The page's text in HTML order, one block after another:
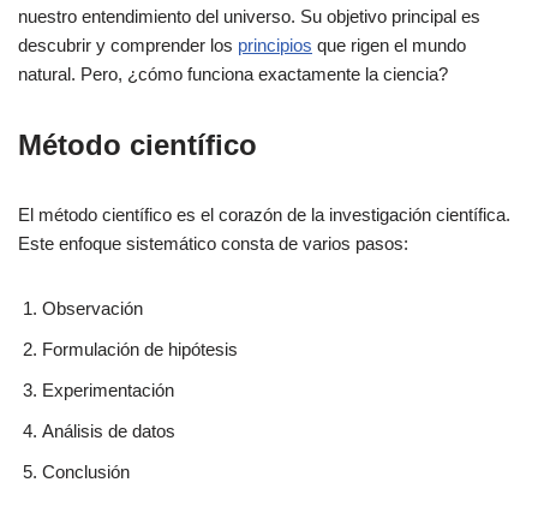
nuestro entendimiento del universo. Su objetivo principal es
descubrir y comprender los principios que rigen el mundo
natural. Pero, ¿cómo funciona exactamente la ciencia?
Método científico
El método científico es el corazón de la investigación científica.
Este enfoque sistemático consta de varios pasos:
Observación
Formulación de hipótesis
Experimentación
Análisis de datos
Conclusión